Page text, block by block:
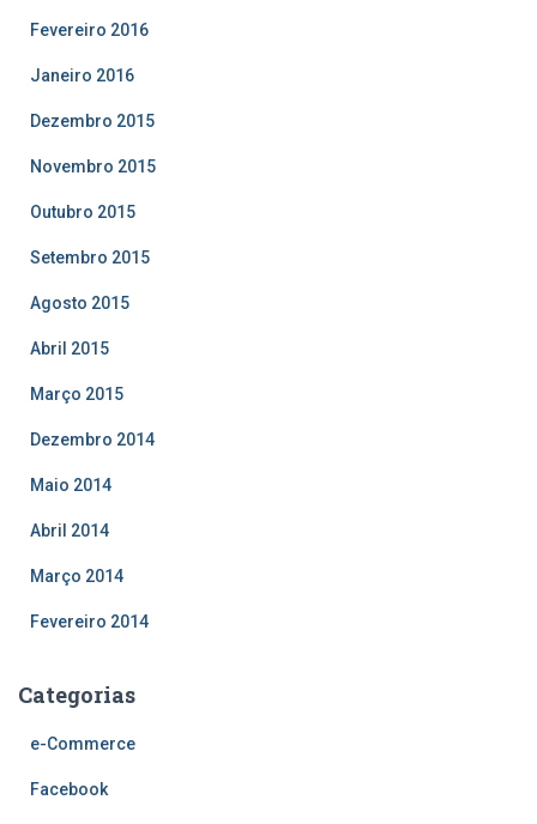
Fevereiro 2016
Janeiro 2016
Dezembro 2015
Novembro 2015
Outubro 2015
Setembro 2015
Agosto 2015
Abril 2015
Março 2015
Dezembro 2014
Maio 2014
Abril 2014
Março 2014
Fevereiro 2014
Categorias
e-Commerce
Facebook